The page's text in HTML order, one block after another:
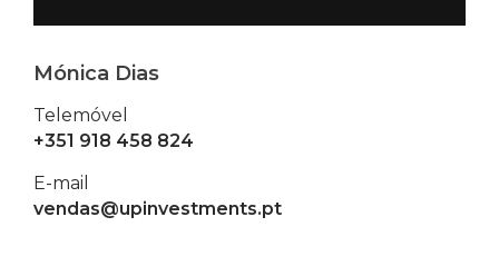
Mónica Dias
Telemóvel
+351 918 458 824
E-mail
vendas@upinvestments.pt